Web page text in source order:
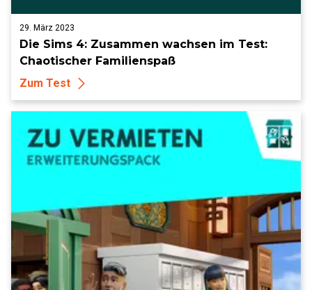
29. März 2023
Die Sims 4: Zusammen wachsen im Test:
Chaotischer Familienspaß
Zum Test